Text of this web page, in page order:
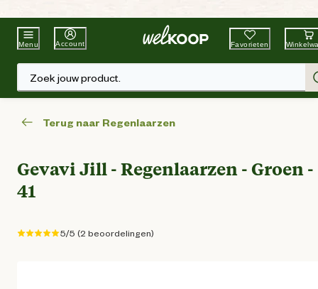
Beste WinkelketenTuin & Dier
Menu Account Favorieten
Zoek jouw product.
Terug naar Regenlaarzen
Gevavi Jill - Regenlaarzen - Groen -
41
5/5 (2 beoordelingen)